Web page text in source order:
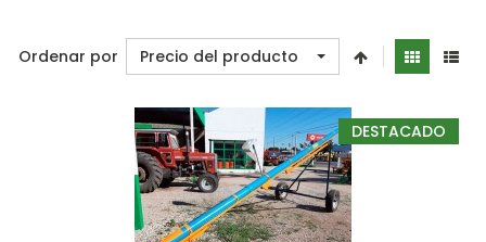
Ordenar por Precio del producto
DESTACADO